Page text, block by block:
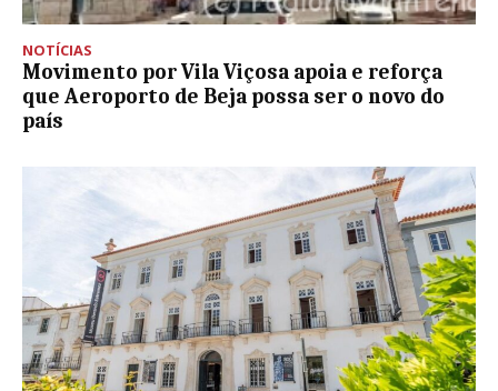
NOTÍCIAS
Movimento por Vila Viçosa apoia e reforça
que Aeroporto de Beja possa ser o novo do
país